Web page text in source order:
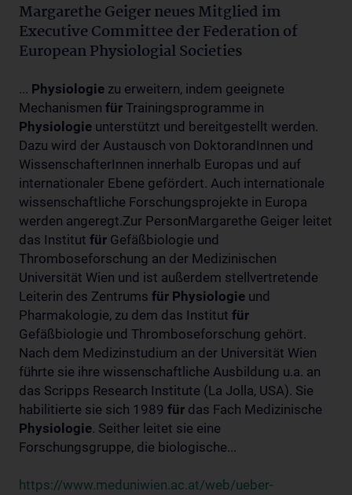
Margarethe Geiger neues Mitglied im
Executive Committee der Federation of
European Physiologial Societies
... Physiologie zu erweitern, indem geeignete
Mechanismen für Trainingsprogramme in
Physiologie unterstützt und bereitgestellt werden.
Dazu wird der Austausch von DoktorandInnen und
WissenschafterInnen innerhalb Europas und auf
internationaler Ebene gefördert. Auch internationale
wissenschaftliche Forschungsprojekte in Europa
werden angeregt.Zur PersonMargarethe Geiger leitet
das Institut für Gefäßbiologie und
Thromboseforschung an der Medizinischen
Universität Wien und ist außerdem stellvertretende
Leiterin des Zentrums für Physiologie und
Pharmakologie, zu dem das Institut für
Gefäßbiologie und Thromboseforschung gehört.
Nach dem Medizinstudium an der Universität Wien
führte sie ihre wissenschaftliche Ausbildung u.a. an
das Scripps Research Institute (La Jolla, USA). Sie
habilitierte sie sich 1989 für das Fach Medizinische
Physiologie. Seither leitet sie eine
Forschungsgruppe, die biologische...
https://www.meduniwien.ac.at/web/ueber-